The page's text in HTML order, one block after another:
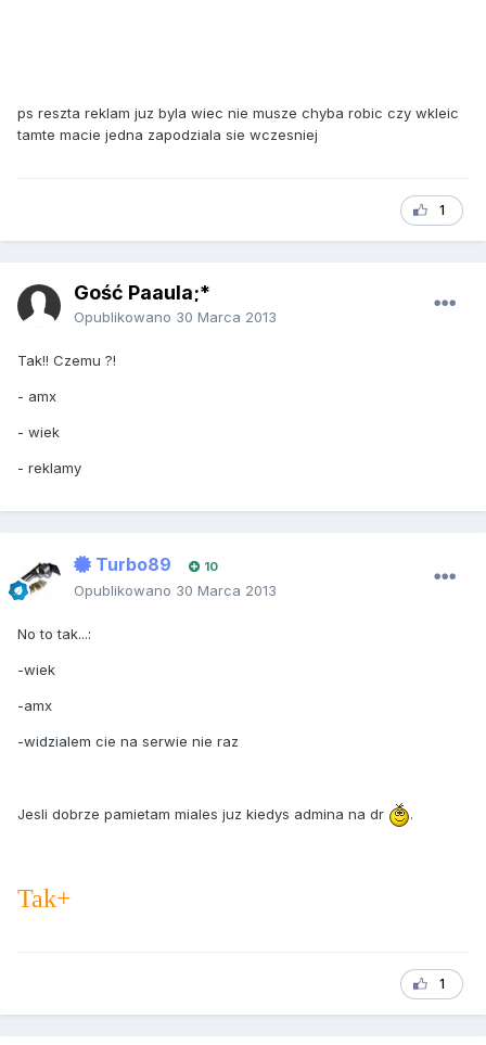
ps reszta reklam juz byla wiec nie musze chyba robic czy wkleic
tamte macie jedna zapodziala sie wczesniej
1
Gość Paaula;*
Opublikowano 30 Marca 2013
Tak!! Czemu ?!
- amx
- wiek
- reklamy
Turbo89 10
Opublikowano 30 Marca 2013
No to tak...:
-wiek
-amx
-widzialem cie na serwie nie raz
Jesli dobrze pamietam miales juz kiedys admina na dr .
Tak+
1